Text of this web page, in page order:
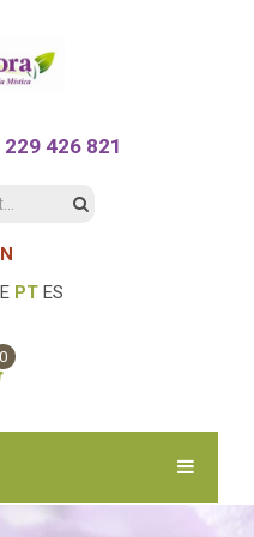
229 426 821
PT ES
0
cart
0.00€